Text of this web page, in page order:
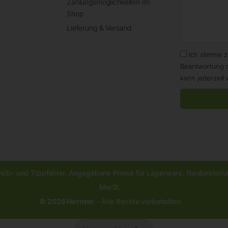
Shop
Lieferung & Versand
Ich stimme
Beantwortung
kann jederzeit
und Tippfehler. Angegebene Preise für Lagerware,
MwSt.
© 2026 Horntec - Alle Rechte vorbehalten